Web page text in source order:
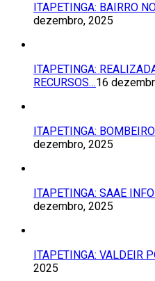
ITAPETINGA: BAIRRO
dezembro, 2025
ITAPETINGA:
RECURSOS…16
ITAPETINGA:
dezembro, 2025
ITAPETINGA: SAAE
dezembro, 2025
ITAPETINGA: VALDEIR
2025